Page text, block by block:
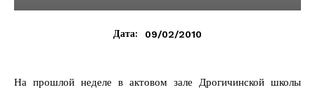
Дата: 09/02/2010
На прошлой неделе в актовом зале Дрогичинской школы